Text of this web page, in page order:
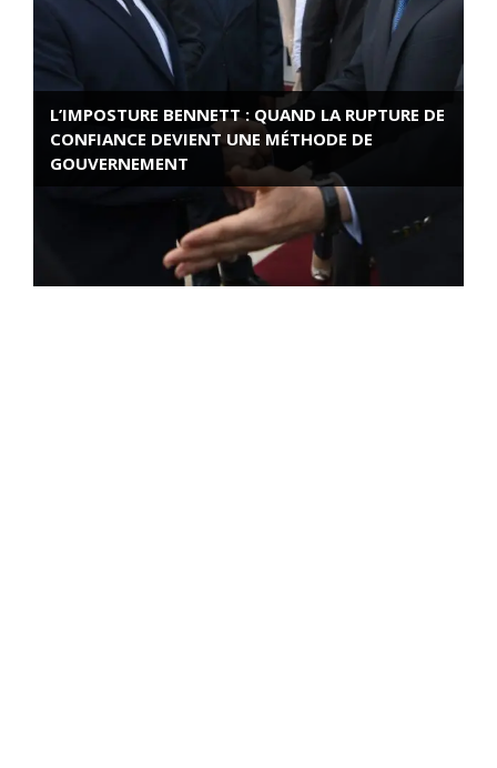
L’IMPOSTURE BENNETT : QUAND LA RUPTURE DE
CONFIANCE DEVIENT UNE MÉTHODE DE
GOUVERNEMENT
ROSE VALLAND, HEROÏNE DE LA RESISTANCE